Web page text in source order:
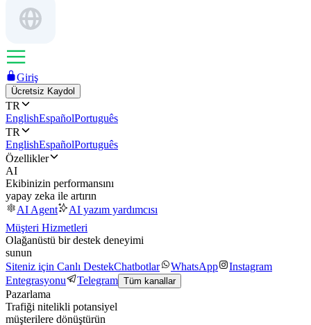
Giriş
Ücretsiz Kaydol
TR
EnglishEspañolPortuguês
TR
EnglishEspañolPortuguês
Özellikler
AI
Ekibinizin performansını
yapay zeka ile artırın
AI Agent
AI yazım yardımcısı
Müşteri Hizmetleri
Olağanüstü bir destek deneyimi
sunun
Siteniz için Canlı DestekChatbotlar WhatsApp
Instagram
Entegrasyonu
Telegram Tüm kanallar
Pazarlama
Trafiği nitelikli potansiyel
müşterilere dönüştürün